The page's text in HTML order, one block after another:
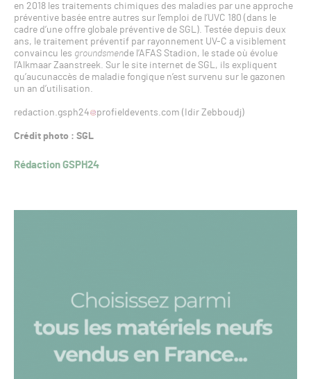
en 2018 les traitements chimiques des maladies par une approche
préventive basée entre autres sur l’emploi de l’UVC 180 (dans le
cadre d’une offre globale préventive de SGL). Testée depuis deux
ans, le traitement préventif par rayonnement UV-C a visiblement
convaincu les groundsmende l’AFAS Stadion, le stade où évolue
l’Alkmaar Zaanstreek. Sur le site internet de SGL, ils expliquent
qu’aucunaccès de maladie fongique n’est survenu sur le gazonen
un an d’utilisation.
redaction.gsph24 profieldevents.com (Idir Zebboudj)
Crédit photo : SGL
Rédaction GSPH24